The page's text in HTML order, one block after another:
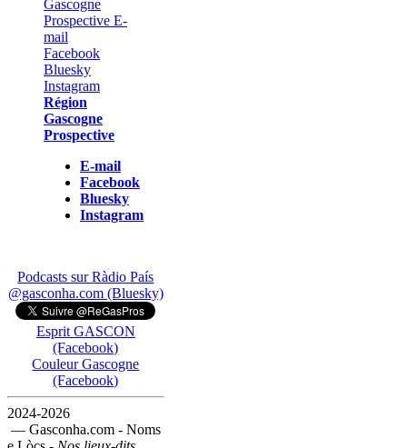
Région
Gascogne
Prospective
E-mail
Facebook
Bluesky
Instagram
Podcasts sur Ràdio País
@gasconha.com (Bluesky)
Esprit GASCON
(Facebook)
Couleur Gascogne
(Facebook)
2024-2026
— Gasconha.com - Noms